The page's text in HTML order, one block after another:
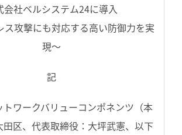
会社ベルシステム24に導入
ス攻撃にも対応する高い防御力を実
現～
記
ワークバリューコンポネンツ（本
区、代表取締役：大坪武憲、以下